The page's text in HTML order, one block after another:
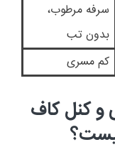
سرفه مرطوب،
بدون تب
کم مسری
و کنل کاف